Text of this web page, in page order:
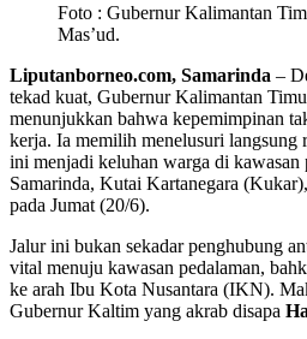
Foto : Gubernur Kalimantan
Mas’ud.
Liputanborneo.com, Samarinda –
tekad kuat, Gubernur Kalimantan
menunjukkan bahwa kepemimpinan
kerja. Ia memilih menelusuri langsung
ini menjadi keluhan warga di kawasan
Samarinda, Kutai Kartanegara
pada Jumat (20/6).
Jalur ini bukan sekadar penghubung
vital menuju kawasan pedalaman,
ke arah Ibu Kota Nusantara (IKN).
Gubernur Kaltim yang akrab disapa